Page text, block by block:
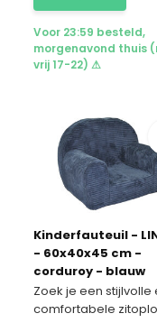
Voor 23:59 besteld,
morgenavond thuis
vrij 17-22) ⚠
Kinderfauteuil -
- 60x40x45 cm -
corduroy - blauw
Zoek je een stijlvolle
comfortabele